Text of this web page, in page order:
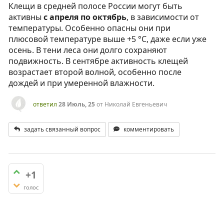
Клещи в средней полосе России могут быть
активны с апреля по октябрь, в зависимости от
температуры. Особенно опасны они при
плюсовой температуре выше +5 °C, даже если уже
осень. В тени леса они долго сохраняют
подвижность. В сентябре активность клещей
возрастает второй волной, особенно после
дождей и при умеренной влажности.
ответил 28 Июль, 25от Николай Евгеньевич
задать связанный вопрос комментировать
+1
голос